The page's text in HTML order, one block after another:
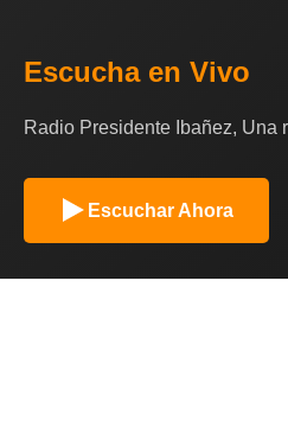
Escucha en Vivo
Radio Presidente Ibañez, Una
Escuchar Ahora